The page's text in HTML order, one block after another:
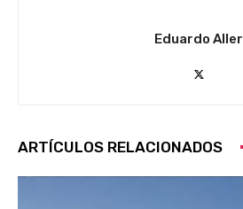
Eduardo Aller
ARTÍCULOS RELACIONADOS